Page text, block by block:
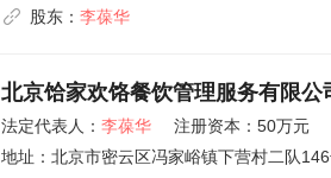
股东： 李葆华
北京饸家欢饹餐饮管理服务有限公
法定代表人： 李葆华 注册资本：50万元
地址： 北京市密云区冯家峪镇下营村二队